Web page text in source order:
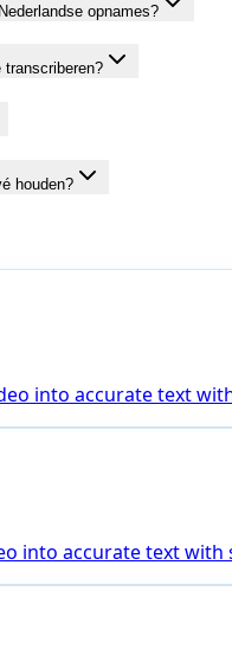
opnames?
transcriberen?
houden?
into accurate text
into accurate text